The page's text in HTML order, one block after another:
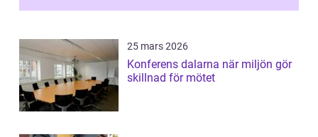
25 mars 2026
Konferens dalarna när miljön gör
skillnad för mötet